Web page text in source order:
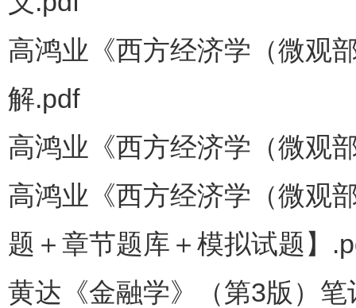
高鸿业《西方经济学（微观
解.pdf
高鸿业《西方经济学（微观
高鸿业《西方经济学（微观
题＋章节题库＋模拟试题】
黄达《金融学》（第3版）